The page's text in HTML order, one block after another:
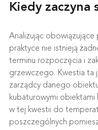
Kiedy zaczyna
Analizując obowiązujące
praktyce nie istnieją
terminu rozpoczęcia i
grzewczego. Kwestia ta
zarządcy danego
kubaturowymi obiektami
w tej kwestii do
poszczególnych